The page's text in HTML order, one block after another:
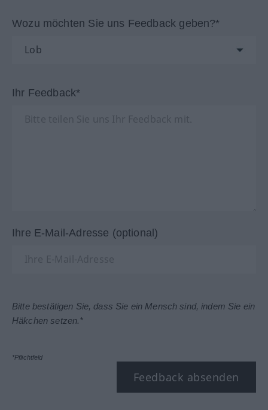
Wozu möchten Sie uns Feedback geben?*
Ihr Feedback*
Ihre E-Mail-Adresse (optional)
Bitte bestätigen Sie, dass Sie ein Mensch sind, indem Sie ein
Häkchen setzen.*
*Pflichtfeld
Feedback absenden